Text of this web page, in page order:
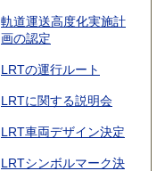
軌道運送高度化実施計
画の認定
LRTの運行ルート
LRTに関する説明会
LRT車両デザイン決定
LRTシンボルマーク決